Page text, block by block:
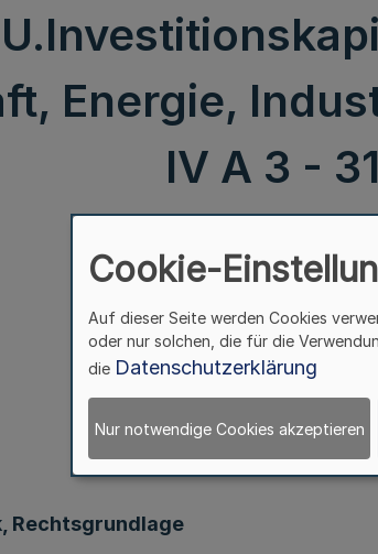
Energie,
IV A 3 -
Dotation des
Rechtsgrundlage
Cookie-
Auf dieser Seite werden Cookies
oder nur solchen, die für die
die Datenschutzerklärung
Nur notwendige Cookies akzeptieren